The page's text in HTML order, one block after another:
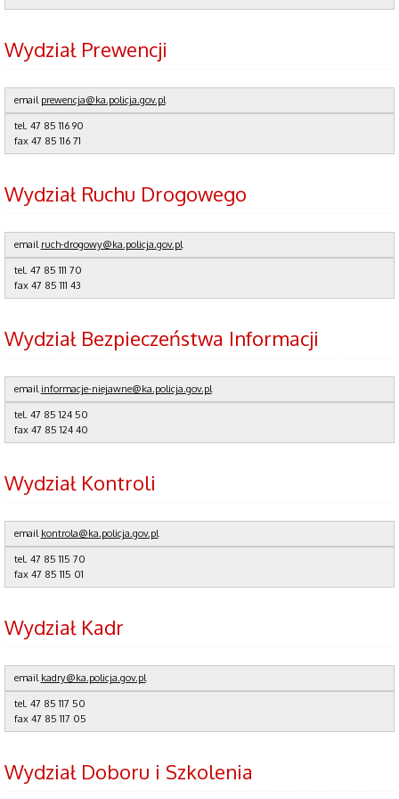
Wydział Prewencji
email prewencja@ka.policja.gov.pl
tel. 47 85 116 90
fax 47 85 116 71
Wydział Ruchu Drogowego
email ruch-drogowy@ka.policja.gov.pl
tel. 47 85 111 70
fax 47 85 111 43
Wydział Bezpieczeństwa Informacji
email informacje-niejawne@ka.policja.gov.pl
tel. 47 85 124 50
fax 47 85 124 40
Wydział Kontroli
email kontrola@ka.policja.gov.pl
tel. 47 85 115 70
fax 47 85 115 01
Wydział Kadr
email kadry@ka.policja.gov.pl
tel. 47 85 117 50
fax 47 85 117 05
Wydział Doboru i Szkolenia